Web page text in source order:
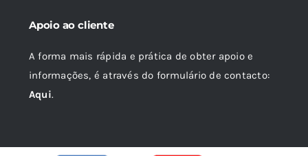
Apoio ao cliente
A forma mais rápida e prática de obter apoio e
informações, é através do formulário de contacto:
Aqui.